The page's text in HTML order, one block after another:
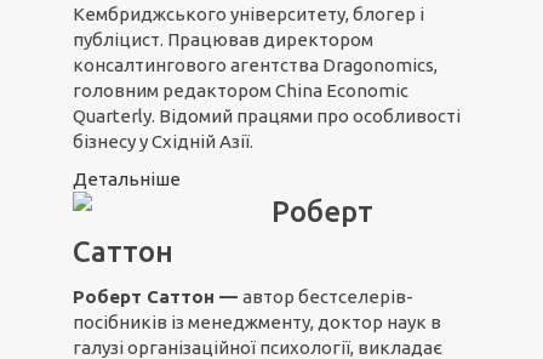
Кембриджського університету, блогер і
публіцист. Працював директором
консалтингового агентства Dragonomics,
головним редактором China Economic
Quarterly. Відомий працями про особливості
бізнесу у Східній Азії.
Детальніше
Роберт
Саттон
Роберт Саттон — автор бестселерів-
посібників із менеджменту, доктор наук в
галузі організаційної психології, викладає